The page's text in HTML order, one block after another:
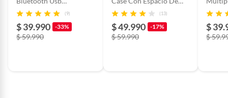
Recargable Para Mac
(9)
$ 39.990 -33%
$ 59.990
Lápiz - Rosa - 10.9
(13)
$ 49.990 -17%
$ 59.990
$
$